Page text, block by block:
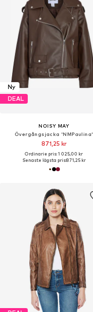
Ny
DEAL
NOISY MAY
Övergångsjacka 'NMPaulina'
871,25 kr
Ordinarie pris: 1 025,00 kr
Senaste lägsta pris:871,25 kr